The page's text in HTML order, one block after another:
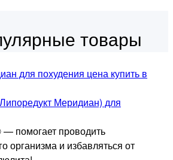
товары
Меридиан) для
помогает проводить
организма и избавляться от